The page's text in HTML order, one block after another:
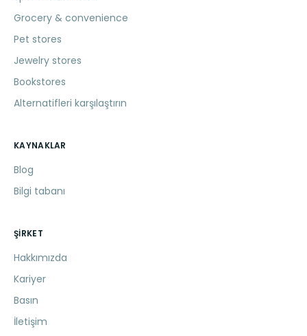
Grocery & convenience
Pet stores
Jewelry stores
Bookstores
Alternatifleri karşılaştırın
KAYNAKLAR
Blog
Bilgi tabanı
ŞIRKET
Hakkımızda
Kariyer
Basın
İletişim